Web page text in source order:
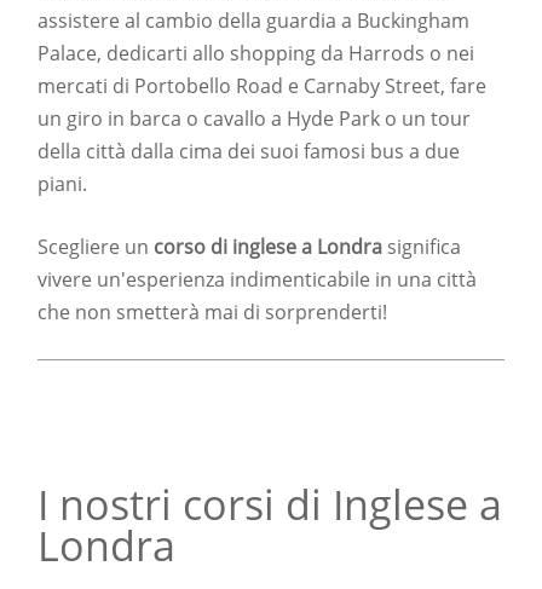
assistere al cambio della guardia a Buckingham
Palace, dedicarti allo shopping da Harrods o nei
mercati di Portobello Road e Carnaby Street, fare
un giro in barca o cavallo a Hyde Park o un tour
della città dalla cima dei suoi famosi bus a due
piani.
Scegliere un corso di inglese a Londra significa
vivere un'esperienza indimenticabile in una città
che non smetterà mai di sorprenderti!
I nostri corsi di Inglese a
Londra